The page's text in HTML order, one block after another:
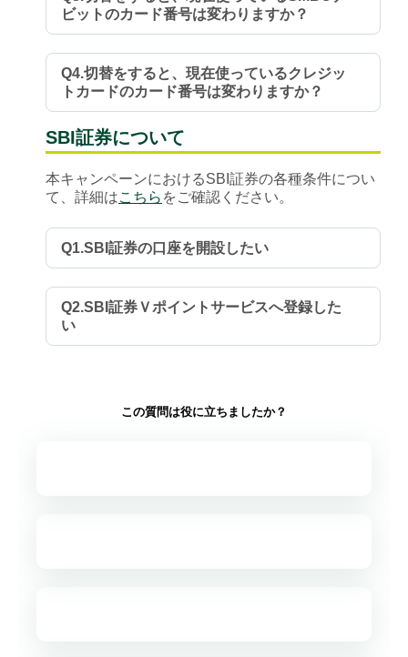
ビットのカード番号は変わりますか？
Q4.切替をすると、現在使っているクレジッ
トカードのカード番号は変わりますか？
SBI証券について
本キャンペーンにおけるSBI証券の各種条件につい
て、詳細はこちら をご確認ください。
Q1.SBI証券の口座を開設したい
Q2.SBI証券Ｖポイントサービスへ登録した
い
この質問は役に立ちましたか？